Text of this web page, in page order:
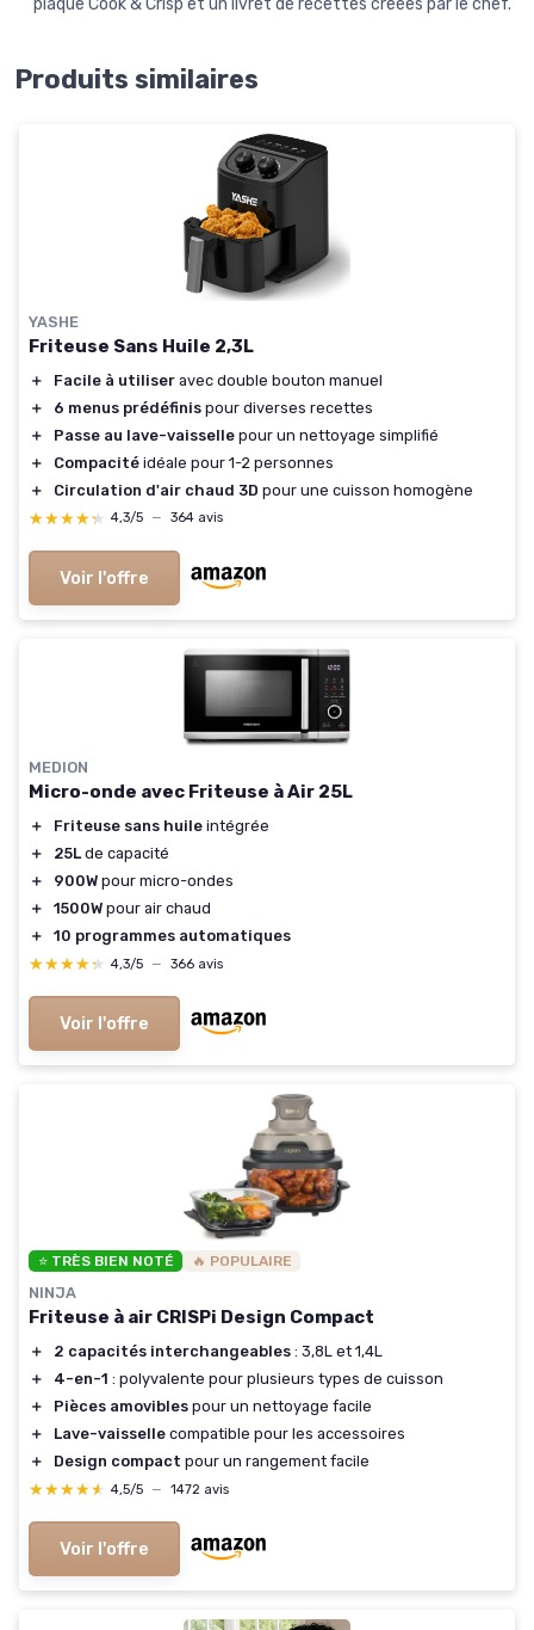
plaque Cook & Crisp et un livret de recettes créées par le chef.
Produits similaires
YASHE
Friteuse Sans Huile 2,3L
＋ Facile à utiliser avec double bouton manuel
＋
6 menus prédéfinis pour diverses recettes
＋
Passe au lave-vaisselle pour un nettoyage simplifié
＋
Compacité idéale pour 1-2 personnes
＋
Circulation d'air chaud 3D pour une cuisson homogène
★★★★★
★★★★★ 4,3/5 — 364 avis
Voir l'offre
MEDION
Micro-onde avec Friteuse à Air 25L
＋ Friteuse sans huile intégrée
＋
25L de capacité
＋
900W pour micro-ondes
＋
1500W pour air chaud
＋
10 programmes automatiques
★★★★★
★★★★★ 4,3/5 — 366 avis
Voir l'offre
⭐ TRÈS BIEN NOTÉ 🔥 POPULAIRE
NINJA
Friteuse à air CRISPi Design Compact
＋ 2 capacités interchangeables : 3,8L et 1,4L
＋
4-en-1 : polyvalente pour plusieurs types de cuisson
＋
Pièces amovibles pour un nettoyage facile
＋
Lave-vaisselle compatible pour les accessoires
＋
Design compact pour un rangement facile
★★★★★
★★★★★ 4,5/5 — 1472 avis
Voir l'offre